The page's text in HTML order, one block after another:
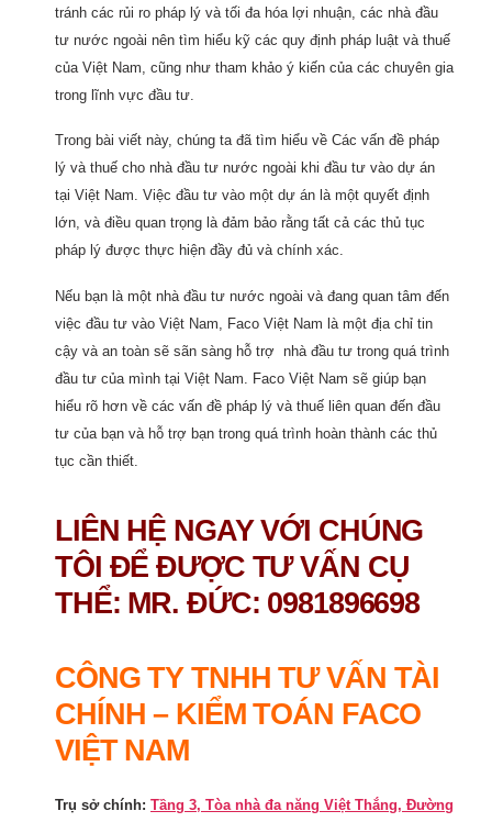
tránh các rủi ro pháp lý và tối đa hóa lợi nhuận, các nhà đầu
tư nước ngoài nên tìm hiểu kỹ các quy định pháp luật và thuế
của Việt Nam, cũng như tham khảo ý kiến ​​của các chuyên gia
trong lĩnh vực đầu tư.
Trong bài viết này, chúng ta đã tìm hiểu về Các vấn đề pháp
lý và thuế cho nhà đầu tư nước ngoài khi đầu tư vào dự án
tại Việt Nam. Việc đầu tư vào một dự án là một quyết định
lớn, và điều quan trọng là đảm bảo rằng tất cả các thủ tục
pháp lý được thực hiện đầy đủ và chính xác.
Nếu bạn là một nhà đầu tư nước ngoài và đang quan tâm đến
việc đầu tư vào Việt Nam, Faco Việt Nam là một địa chỉ tin
cậy và an toàn sẽ sãn sàng hỗ trợ nhà đầu tư trong quá trình
đầu tư của mình tại Việt Nam. Faco Việt Nam sẽ giúp bạn
hiểu rõ hơn về các vấn đề pháp lý và thuế liên quan đến đầu
tư của bạn và hỗ trợ bạn trong quá trình hoàn thành các thủ
tục cần thiết.
LIÊN HỆ NGAY VỚI CHÚNG
TÔI ĐỂ ĐƯỢC TƯ VẤN CỤ
THỂ: MR. ĐỨC: 0981896698
CÔNG TY TNHH TƯ VẤN TÀI
CHÍNH – KIỂM TOÁN FACO
VIỆT NAM
Trụ sở chính: Tầng 3, Tòa nhà đa năng Việt Thắng, Đường